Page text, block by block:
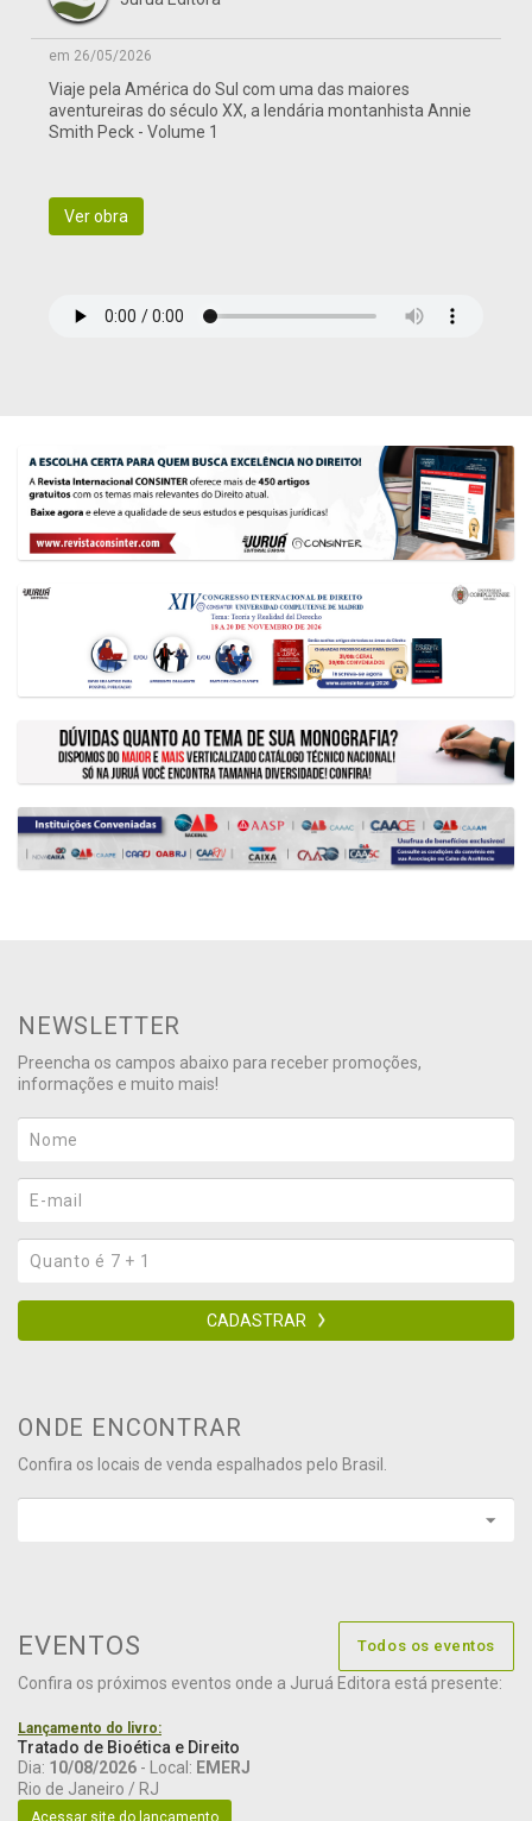
em 26/05/2026
Viaje pela América do Sul com uma das maiores
aventureiras do século XX, a lendária montanhista Annie
Smith Peck - Volume 1
Ver obra
NEWSLETTER
Preencha os campos abaixo para receber promoções,
informações e muito mais!
CADASTRAR
ONDE ENCONTRAR
Confira os locais de venda espalhados pelo Brasil.
EVENTOS Todos os eventos
Confira os próximos eventos onde a Juruá Editora está presente:
Lançamento do livro:
Tratado de Bioética e Direito
Dia: 10/08/2026 - Local: EMERJ
Rio de Janeiro / RJ